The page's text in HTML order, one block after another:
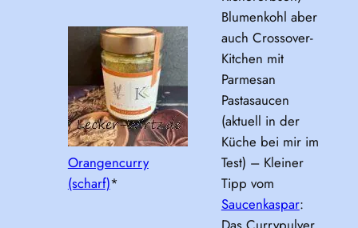
Orangencurry
(scharf)*
Blumenkohl aber
auch Crossover-
Kitchen mit
Parmesan
Pastasaucen
(aktuell in der
Küche bei mir im
Test) – Kleiner
Tipp vom
Saucenkaspar: